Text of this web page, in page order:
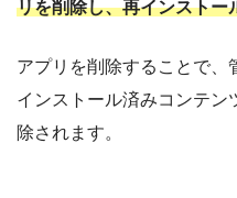
リを削除し、再インストー
アプリを削除することで、
インストール済みコンテン
除されます。